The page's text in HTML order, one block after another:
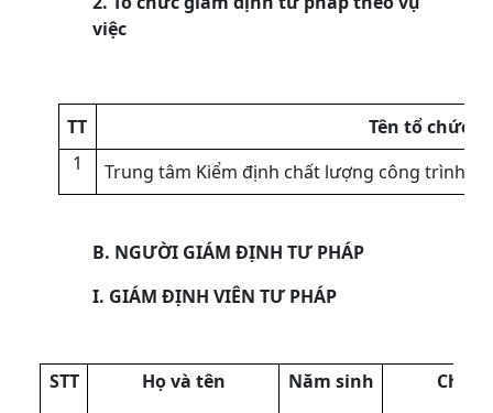
việc
TT
Tên tổ chức
1
Trung tâm Kiểm định chất lượng công trình
B. NGƯỜI GIÁM ĐỊNH TƯ PHÁP
I. GIÁM ĐỊNH VIÊN TƯ PHÁP
STT Họ và tên Năm sinh